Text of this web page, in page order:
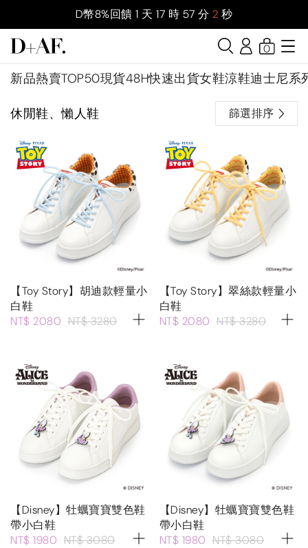
D幣8%回饋 1 天 17 時 57 分 1 秒
新品熱賣TOP50現貨48H快速出貨女鞋涼鞋迪士尼系
0
休閒鞋、懶人鞋 篩選排序
【Toy Story】胡迪款輕量小
白鞋
NT$ 2080 NT$ 3280
【Toy Story】翠絲款輕量小
白鞋
NT$ 2080 NT$ 3280
【Disney】牡蠣寶寶雙色鞋
帶小白鞋
NT$ 1980 NT$ 3080
【Disney】牡蠣寶寶雙色鞋
帶小白鞋
NT$ 1980 NT$ 3080